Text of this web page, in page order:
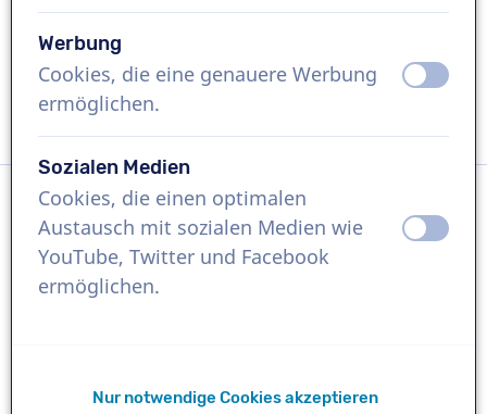
Imagefilm , 1 - 250 Wörter
Projekt erstellen
Kostenlose Demo anfordern
Sprache
Flämisch
Werbung
Cookies, die eine genauere Werbung
ermöglichen.
ausan
Sozialen Medien
Cookies, die einen optimalen
Austausch mit sozialen Medien wie
YouTube, Twitter und Facebook
ermöglichen.
ausan
Nur notwendige Cookies akzeptieren